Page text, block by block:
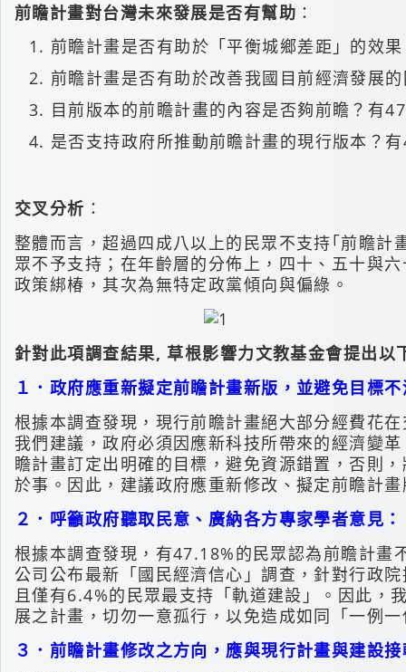
前瞻計畫對台灣未來發展是否有幫助 ：
前瞻計畫是否有助於「平衡城鄉差距」的效
前瞻計畫是否有助於改善我國目前經濟發展
目前版本的前瞻計畫的內容是否夠前瞻？有
是否支持政府所推動前瞻計畫的現行版本？
交叉分析 ：
整體而言，超過四成八以上的民眾不支持｢前瞻
眾不予支持；在年齡層的分佈上，四十、五十與
政策綁椿，其次為無特定政黨傾向與偏綠。
針對此項調查結果, 草根影響力文教基金會提出以
１．政府應重新擬定前瞻計畫新版，並避免目標
根據本調查發現，現行前瞻計畫絕大部分經費花
我們建議，政府必須因應新科技所帶來的經濟變
瞻計畫訂定出明確的目標，避免資源錯置，否則
於事。因此，建議政府應重新修改、擬定前瞻計
２．呼籲政府聽取民意、廣納各方專家學者意見：
根據本調查發現，有47.18%的民眾認為前瞻計
公司公布最新「國民經濟信心」調查，針對行政
且僅有6.4%的民眾最支持「軌道建設」。因此，
展之計畫，切勿一意孤行，以免造成如同「一例
３．前瞻計畫修改之方向，應與現行計畫與建設